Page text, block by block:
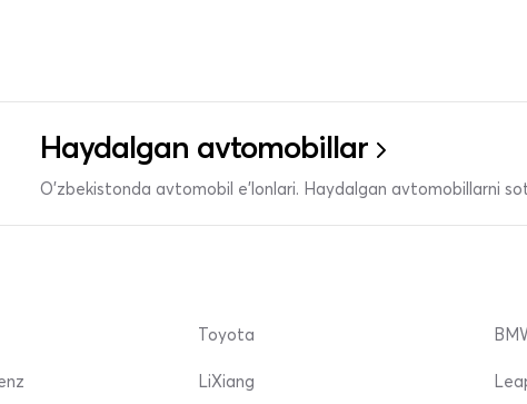
Haydalgan avtomobillar
O'zbekistonda avtomobil e’lonlari. Haydalgan avtomobillarni
Toyota
LiXiang